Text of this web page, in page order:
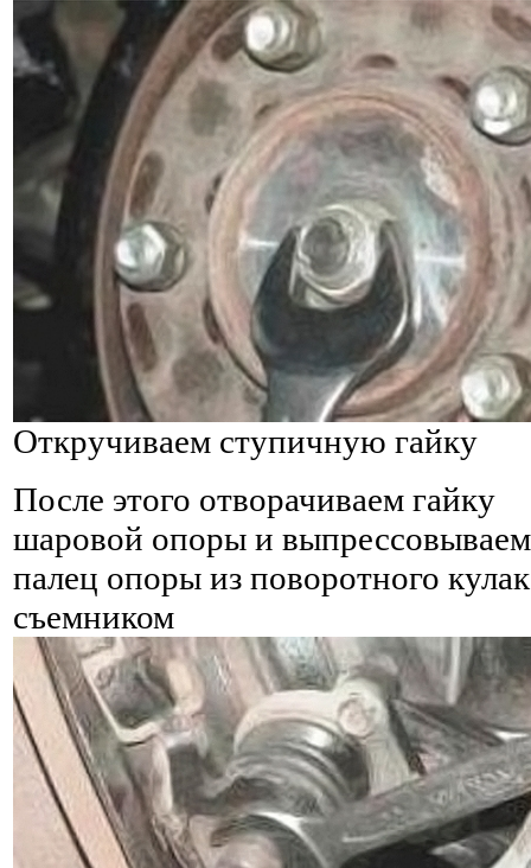
Откручиваем ступичную гайку
После этого отворачиваем гайку
шаровой опоры и выпрессовываем
палец опоры из поворотного
съемником